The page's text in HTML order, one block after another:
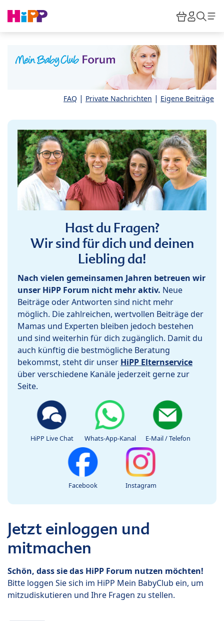
HiPP
FAQ | Private Nachrichten | Eigene Beiträge
Hast du Fragen?
Wir sind für dich und deinen
Liebling da!
Nach vielen gemeinsamen Jahren betreuen wir
unser HiPP Forum nicht mehr aktiv. Neue
Beiträge oder Antworten sind nicht mehr
möglich. Die zahlreichen, wertvollen Beiträge der
Mamas und Experten bleiben jedoch bestehen
und sind weiterhin für dich zugänglich. Damit du
auch künftig die bestmögliche Beratung
bekommst, steht dir unser HiPP Elternservice
über verschiedene Kanäle jederzeit gerne zur
Seite.
HiPP Live Chat Whats-App-Kanal E-Mail / Telefon
Facebook Instagram
Jetzt einloggen und
mitmachen
Schön, dass sie das HiPP Forum nutzen möchten!
Bitte loggen Sie sich im HiPP Mein BabyClub ein, um
mitzudiskutieren und Ihre Fragen zu stellen.